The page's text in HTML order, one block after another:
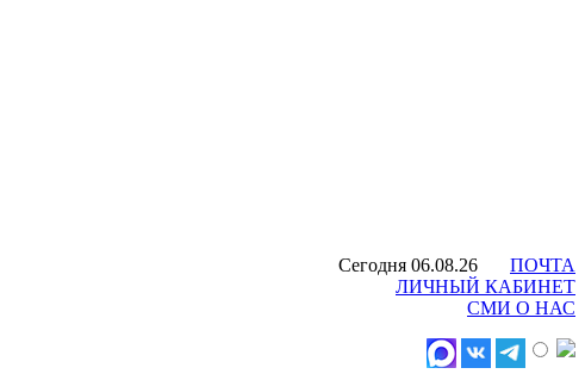
Сегодня 06.08.26
ПОЧТА
ЛИЧНЫЙ КАБИНЕТ
СМИ О НАС